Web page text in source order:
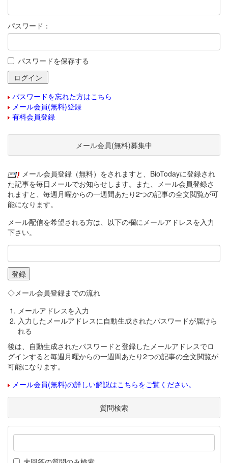
パスワード：
パスワードを保存する
パスワードを忘れた方はこちら
メール会員(無料)登録
有料会員登録
メール会員(無料)募集中
メール会員登録（無料）をされますと、BioTodayに登録され
た記事を毎日メールでお知らせします。また、メール会員登録さ
れますと、毎週月曜からの一週間あたり2つの記事の全文閲覧が可
能になります。
メール配信を希望される方は、以下の欄にメールアドレスを入力
下さい。
◇メール会員登録までの流れ
メールアドレスを入力
入力したメールアドレスに自動生成されたパスワードが届けら
れる
後は、自動生成されたパスワードと登録したメールアドレスでロ
グインすると毎週月曜からの一週間あたり2つの記事の全文閲覧が
可能になります。
メール会員(無料)の詳しい解説はこちらをご覧ください。
質問検索